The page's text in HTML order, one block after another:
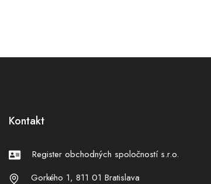
Kontakt
Register obchodných spoločností s.r.o.
Gorkého 1, 811 01 Bratislava